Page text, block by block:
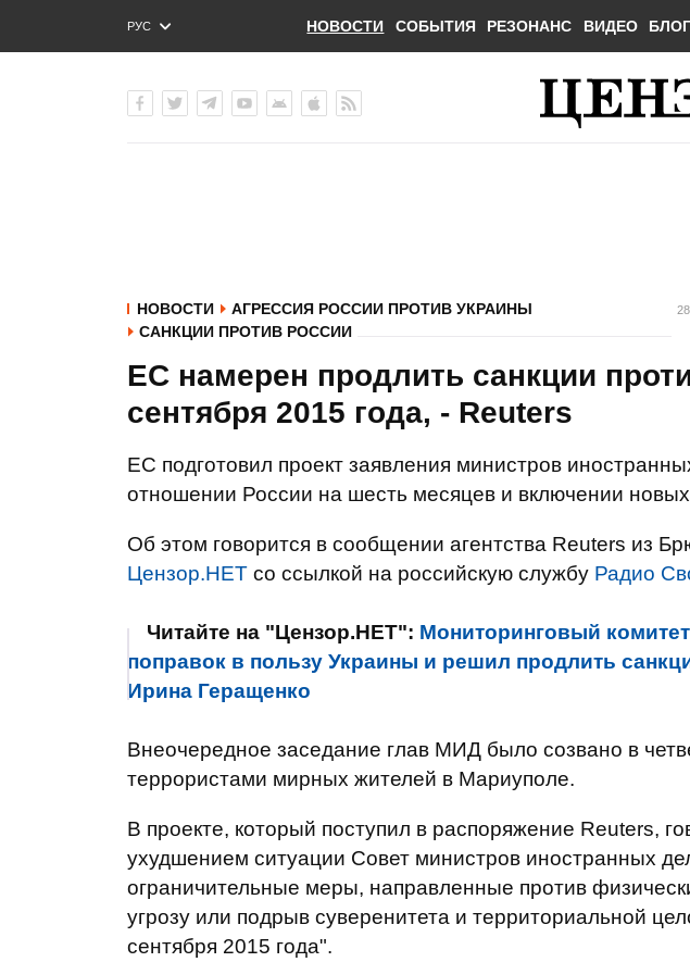
РУС
ENG
НОВОСТИ СОБЫТИЯ РЕЗОНАНС ВИДЕО
НОВОСТИ
АГРЕССИЯ РОССИИ ПРОТИВ УКРАИНЫ
САНКЦИИ ПРОТИВ РОССИИ
ЕС намерен продлить санкции
сентября 2015 года, - Reuters
ЕС подготовил проект заявления министров
отношении России на шесть месяцев и включении
Об этом говорится в сообщении агентства Reuters из
Цензор.НЕТ со ссылкой на российскую службу Радио
Читайте на "Цензор.НЕТ": Мониторинговый
поправок в пользу Украины и решил продлить
Ирина Геращенко
Внеочередное заседание глав МИД было созвано в
террористами мирных жителей в Мариуполе.
В проекте, который поступил в распоряжение Reuters,
ухудшением ситуации Совет министров иностранных
ограничительные меры, направленные против
угрозу или подрыв суверенитета и территориальной
сентября 2015 года".